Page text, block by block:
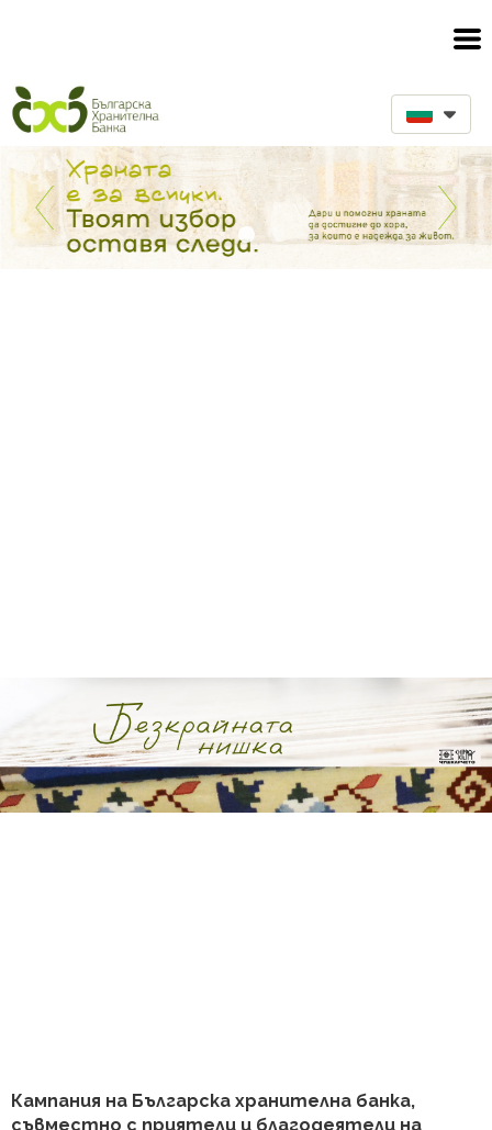
Кампания на Българска хранителна банка,
съвместно с приятели и благодеятели на